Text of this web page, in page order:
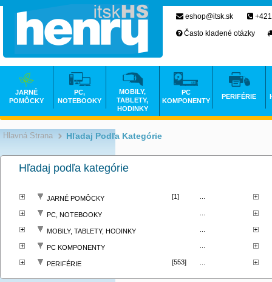
Hlavná Strana >
Hľadaj Podľa Kategórie
Hľadaj podľa kategórie
JARNÉ POMÔCKY [1]
PC, NOTEBOOKY
MOBILY, TABLETY, HODINKY
PC KOMPONENTY
PERIFÉRIE [553]
eshop@itsk.sk
Často kladené otázky
JARNÉ
POMÔCKY
PC,
NOTEBOOKY
MOBILY,
TABLETY,
HODINKY
PC
KOMPONENTY
PERIFÉRIE